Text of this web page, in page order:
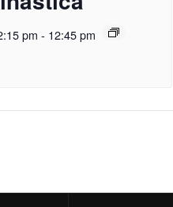
pm - 12:45 pm